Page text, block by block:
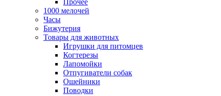
Прочее
1000 мелочей
Часы
Бижутерия
Товары для животных
Игрушки для питомцев
Когтерезы
Лапомойки
Отпугиватели собак
Ошейники
Поводки